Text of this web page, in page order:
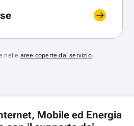
nelle aree coperte dal servizio.
Mobile ed Energia